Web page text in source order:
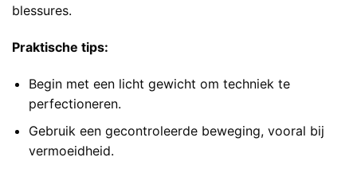
blessures.
Praktische tips:
Begin met een licht gewicht om techniek te
perfectioneren.
Gebruik een gecontroleerde beweging, vooral bij
vermoeidheid.